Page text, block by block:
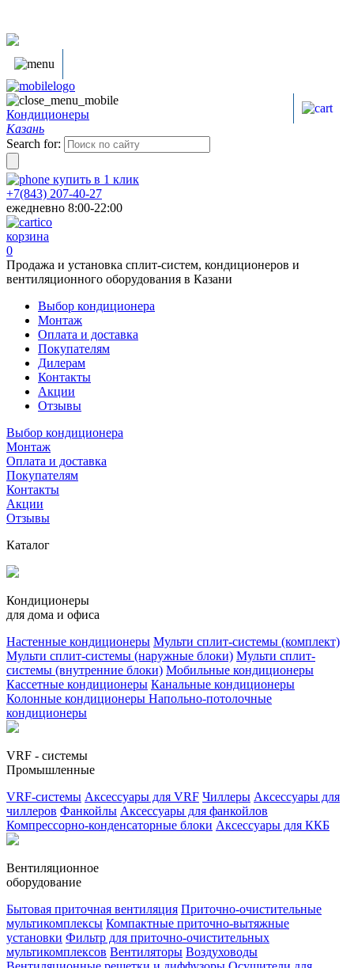
Кондиционеры
Казань
Search for:
купить в 1 клик
+7(843) 207-40-27
ежедневно 8:00-22:00
корзина
0
Продажа и установка сплит-систем, кондиционеров и
вентиляционного оборудования в Казани
Выбор кондиционера
Монтаж
Оплата и доставка
Покупателям
Дилерам
Контакты
Акции
Отзывы
Выбор кондиционера
Монтаж
Оплата и доставка
Покупателям
Контакты
Акции
Отзывы
Каталог
Кондиционеры
для дома и офиса
Настенные кондиционеры Мульти сплит-системы (комплект)
Мульти сплит-системы (наружные блоки) Мульти сплит-
системы (внутренние блоки) Мобильные кондиционеры
Кассетные кондиционеры Канальные кондиционеры
Колонные кондиционеры Напольно-потолочные
кондиционеры
VRF - системы
Промышленные
VRF-системы Аксессуары для VRF Чиллеры Аксессуары для
чиллеров Фанкойлы Аксессуары для фанкойлов
Компрессорно-конденсаторные блоки Аксессуары для ККБ
Вентиляционное
оборудование
Бытовая приточная вентиляция Приточно-очистительные
мультикомплексы Компактные приточно-вытяжные
установки Фильтр для приточно-очистительных
мультикомплексов Вентиляторы Воздуховоды